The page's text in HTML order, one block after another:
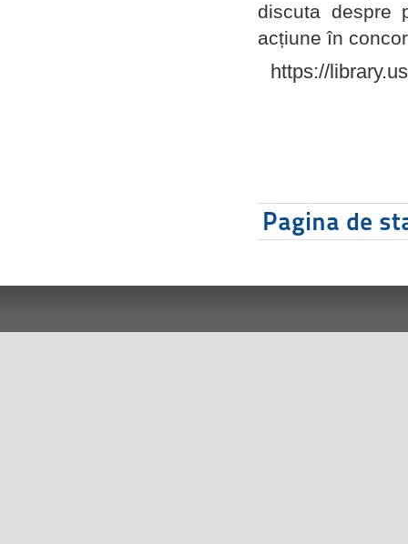
discuta despre
acțiune în
https://
Pagina de